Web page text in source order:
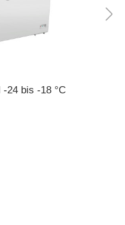
24 bis -18 °C